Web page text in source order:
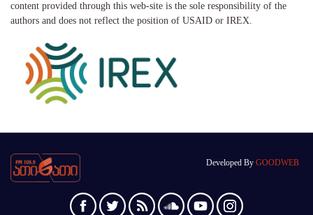
content provided through this web-site is the sole responsibility of the
authors and does not reflect the position of USAID or IREX.
Developed By GOODWEB